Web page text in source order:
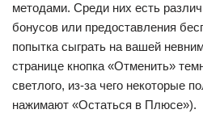
методами. Среди них есть
бонусов или предоставления
попытка сыграть на вашей
странице кнопка «Отменить»
светлого, из-за чего некоторые
нажимают «Остаться в Плюсе»).